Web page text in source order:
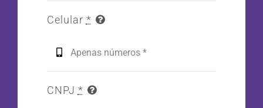
Celular *
CNPJ *